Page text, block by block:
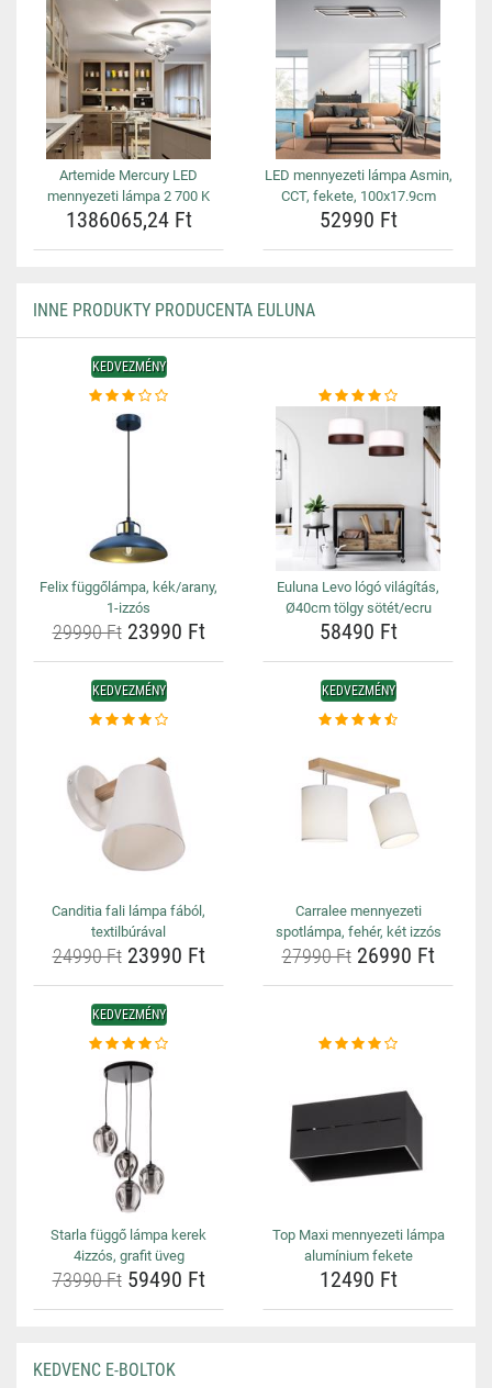
Artemide Mercury LED
mennyezeti lámpa 2 700 K
1386065,24 Ft
LED mennyezeti lámpa Asmin,
CCT, fekete, 100x17.9cm
52990 Ft
INNE PRODUKTY PRODUCENTA EULUNA
KEDVEZMÉNY
Felix függőlámpa, kék/arany,
1-izzós
29990 Ft23990 Ft
Euluna Levo lógó világítás,
Ø40cm tölgy sötét/ecru
58490 Ft
KEDVEZMÉNY
Canditia fali lámpa fából,
textilbúrával
24990 Ft23990 Ft
KEDVEZMÉNY
Carralee mennyezeti
spotlámpa, fehér, két izzós
27990 Ft26990 Ft
KEDVEZMÉNY
Starla függő lámpa kerek
4izzós, grafit üveg
73990 Ft59490 Ft
Top Maxi mennyezeti lámpa
alumínium fekete
12490 Ft
KEDVENC E-BOLTOK